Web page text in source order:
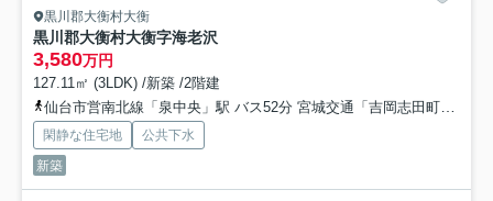
黒川郡大衡村大衡
黒川郡大衡村大衡字海老沢
3,580万円
127.11㎡ (3LDK) /新築 /2階建
仙台市営南北線「泉中央」駅 バス52分 宮城交通「吉岡志田町」 停歩7分
閑静な住宅地
公共下水
新築